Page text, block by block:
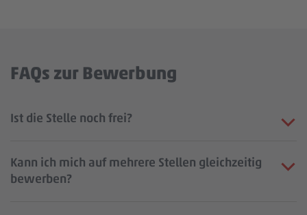
FAQs zur Bewerbung
Ist die Stelle noch frei?
Kann ich mich auf mehrere Stellen gleichzeitig
bewerben?